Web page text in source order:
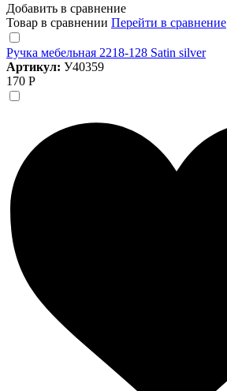
Добавить в сравнение
Товар в сравнении Перейти в сравнение
Ручка мебельная 2218-128 Satin silver
Артикул: У40359
170 Р